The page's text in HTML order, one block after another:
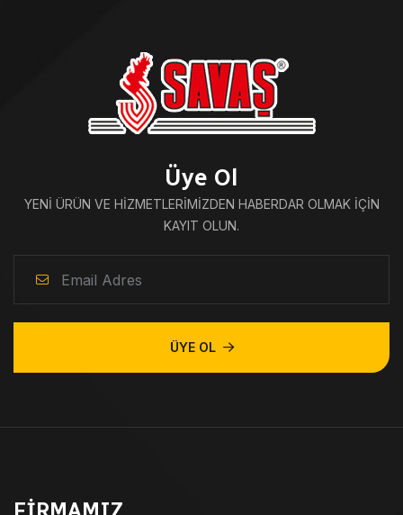
Üye Ol
YENI ÜRÜN VE HIZMETLERIMIZDEN HABERDAR OLMAK IÇIN
KAYIT OLUN.
ÜYE OL